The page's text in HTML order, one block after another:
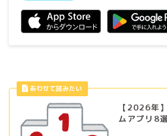
【2026年
ムアプリ8